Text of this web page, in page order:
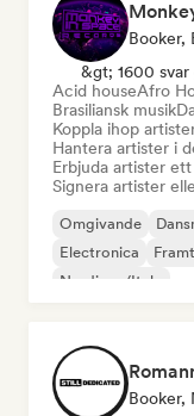
Booker,
&gt; 1600 svar
Acid houseAfro
Brasiliansk musik
Koppla ihop
Hantera artister i
Erbjuda artister
Signera artister
Omgivande
Electronica
Nu-disco/Italo
Booker,